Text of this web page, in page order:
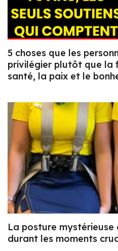
5 choses que les
privilégier plutôt que la
santé, la paix et le
La posture
durant les moments